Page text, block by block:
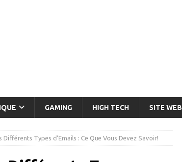
GAMING HIGH TECH SITE WEB
Différents Types d’Emails : Ce Que Vous Devez Savoir!